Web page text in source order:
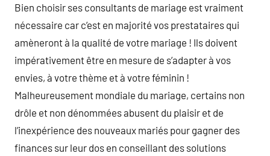
Bien choisir ses consultants de mariage est vraiment
nécessaire car c’est en majorité vos prestataires qui
amèneront à la qualité de votre mariage ! Ils doivent
impérativement être en mesure de s’adapter à vos
envies, à votre thème et à votre féminin !
Malheureusement mondiale du mariage, certains non
drôle et non dénommées abusent du plaisir et de
l’inexpérience des nouveaux mariés pour gagner des
finances sur leur dos en conseillant des solutions